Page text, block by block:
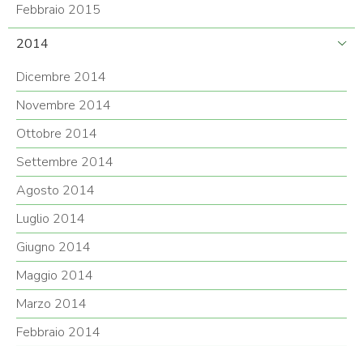
Febbraio 2015
2014
Dicembre 2014
Novembre 2014
Ottobre 2014
Settembre 2014
Agosto 2014
Luglio 2014
Giugno 2014
Maggio 2014
Marzo 2014
Febbraio 2014